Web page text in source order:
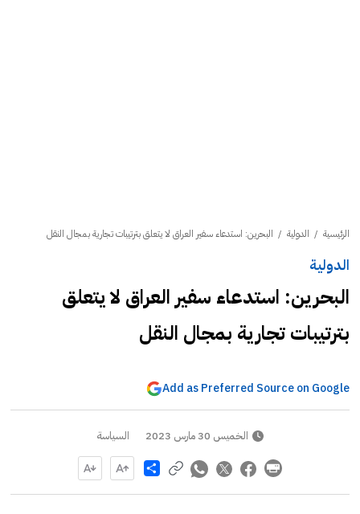
الرئيسية / الدولية / البحرين: استدعاء سفير العراق لا يتعلق بترتيبات تجارية بمجال النقل
الدولية
البحرين: استدعاء سفير العراق لا يتعلق
بترتيبات تجارية بمجال النقل
Add as Preferred Source on Google
الخميس 30 مارس 2023 السياسة
Share